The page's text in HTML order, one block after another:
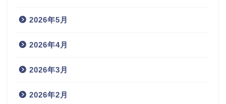
2026年5月
2026年4月
2026年3月
2026年2月